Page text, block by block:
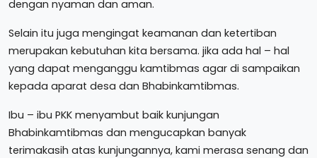
dengan nyaman dan aman.
Selain itu juga mengingat keamanan dan ketertiban
merupakan kebutuhan kita bersama. jika ada hal – hal
yang dapat menganggu kamtibmas agar di sampaikan
kepada aparat desa dan Bhabinkamtibmas.
Ibu – ibu PKK menyambut baik kunjungan
Bhabinkamtibmas dan mengucapkan banyak
terimakasih atas kunjungannya, kami merasa senang dan